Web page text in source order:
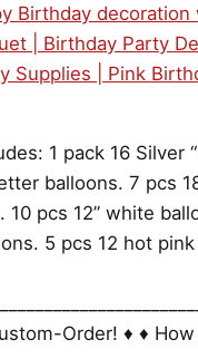
1 pack 16 Silver
balloons. 7 pcs
pcs 12’’ white
5 pcs 12 hot
Order! ♦ ♦